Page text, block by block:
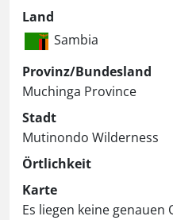
Land
Sambia
Provinz/Bundesland
Muchinga Province
Stadt
Mutinondo Wilderness
Örtlichkeit
Karte
Es liegen keine